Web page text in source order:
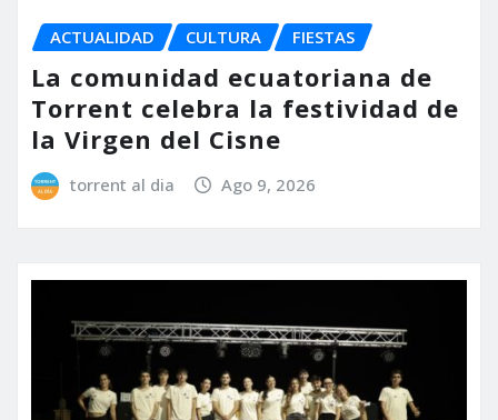
ACTUALIDAD CULTURA FIESTAS
La comunidad ecuatoriana de
Torrent celebra la festividad de
la Virgen del Cisne
torrent al dia Ago 9, 2026